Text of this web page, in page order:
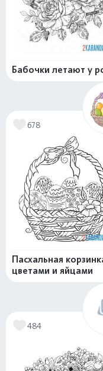
Бабочки летают у
678
Пасхальная
цветами и яйцами
484